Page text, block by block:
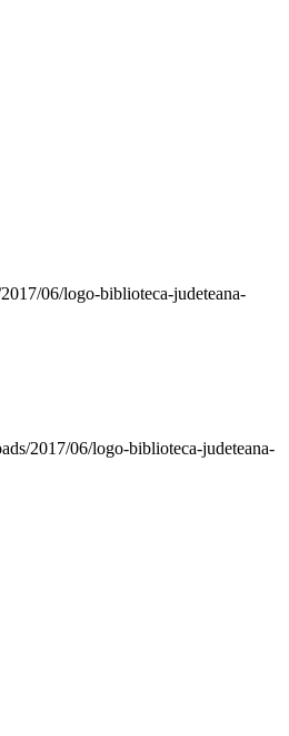
06/logo-biblioteca-judeteana-
2017/06/logo-biblioteca-judeteana-